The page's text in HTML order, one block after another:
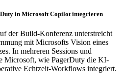
in Microsoft Copilot integrieren
der Build-Konferenz unterstreicht
mit Microsofts Vision eines
In mehreren Sessions und
Microsoft, wie PagerDuty die KI-
Echtzeit-Workflows integriert.